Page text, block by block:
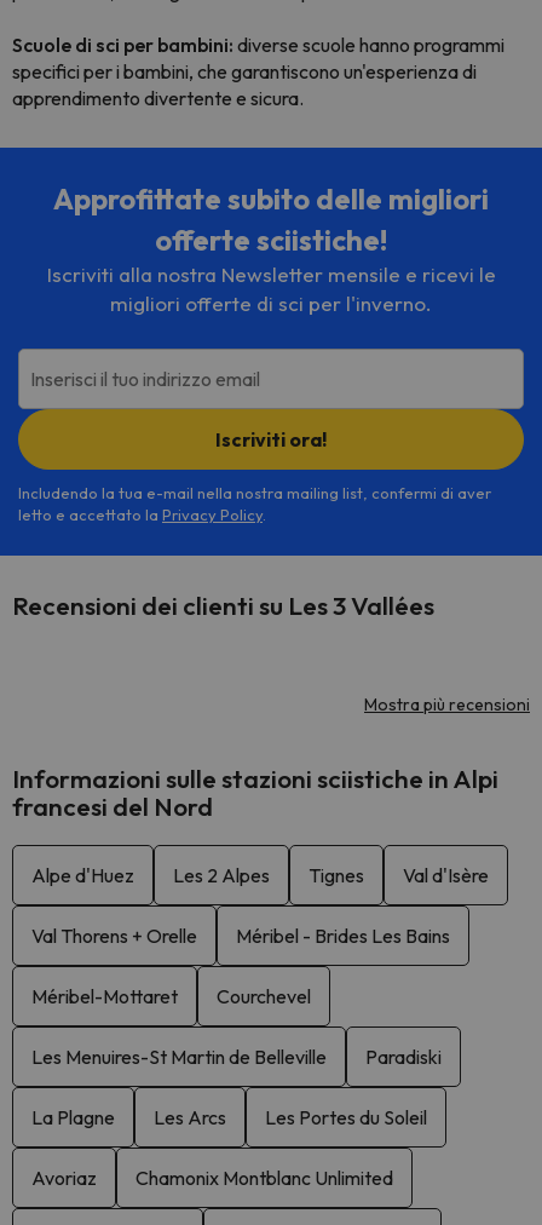
Scuole di sci per bambini: diverse scuole hanno programmi
specifici per i bambini, che garantiscono un'esperienza di
apprendimento divertente e sicura.
Approfittate subito delle migliori
offerte sciistiche!
Iscriviti alla nostra Newsletter mensile e ricevi le
migliori offerte di sci per l'inverno.
Inserisci il tuo indirizzo email
Iscriviti ora!
Includendo la tua e-mail nella nostra mailing list, confermi di aver
letto e accettato la Privacy Policy.
Recensioni dei clienti su Les 3 Vallées
Mostra più recensioni
Informazioni sulle stazioni sciistiche in Alpi
francesi del Nord
Alpe d'Huez Les 2 Alpes Tignes Val d'Isère
Val Thorens + Orelle Méribel - Brides Les Bains
Méribel-Mottaret Courchevel
Les Menuires-St Martin de Belleville Paradiski
La Plagne Les Arcs Les Portes du Soleil
Avoriaz Chamonix Montblanc Unlimited